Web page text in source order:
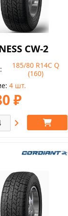
CW-2
185/80 R14C Q
(160)
4 шт.
₽